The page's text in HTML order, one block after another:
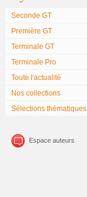
Seconde GT
Première GT
Terminale GT
Terminale Pro
Toute l'actualité
Nos collections
Sélections thématiques
Espace auteurs